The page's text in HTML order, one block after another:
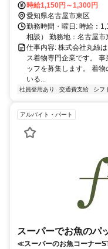
駅」より徒歩圏内 自転車・車通勤可能です。 車通勤の場合は近隣コ
インパーキングをご利用
します。 名古屋市東区の落ち着いたエリアにある本社オフィスで
す。
時給1,150円～1,300円
愛知県名古屋市東区
勤務時間・曜日: 時給：
相談） 勤務地：名古屋市
仕事内容: 株式会社丸絲
ス着物専門企業です。
ッフを募集します。 着
いる...
社員登用あり 交通費支給 シフ
アルバイト・パート
スーパーでお魚のパ
≪スーパーのお魚コーナー